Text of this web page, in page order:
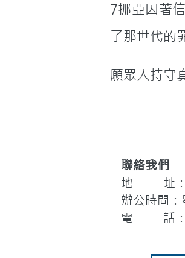
7挪亞因著
了那世代的
願眾人持守
聯絡我們
地 址：香
辦公時間
電 話：